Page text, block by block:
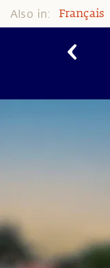
Also in: Français